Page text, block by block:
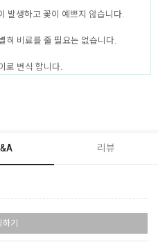
발생하고 꽃이 예쁘지 않습니다.
히 비료를 줄 필요는 없습니다.
로 번식 합니다.
리뷰
하기